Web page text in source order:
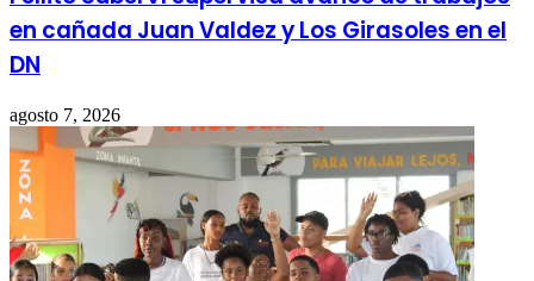
en cañada Juan Valdez y Los Girasoles en el
DN
agosto 7, 2026